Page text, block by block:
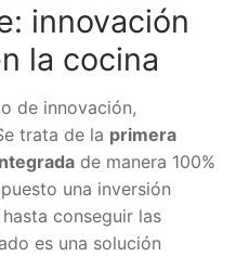
innovación
la cocina
de innovación,
trata de la primera
de manera 100%
una inversión
conseguir las
es una solución